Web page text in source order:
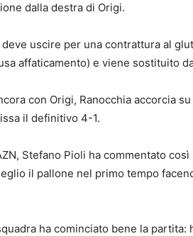
dalla destra di Origi.
uscire per una contrattura al
affaticamento) e viene sostituito
con Origi, Ranocchia accorcia
il definitivo 4-1.
Stefano Pioli ha commentato
il pallone nel primo tempo
ha cominciato bene la